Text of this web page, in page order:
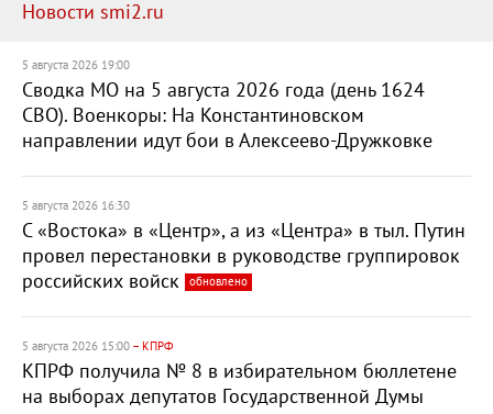
Новости smi2.ru
5 августа 2026 19:00
Сводка МО на 5 августа 2026 года (день 1624
СВО). Военкоры: На Константиновском
направлении идут бои в Алексеево-Дружковке
5 августа 2026 16:30
С «Востока» в «Центр», а из «Центра» в тыл. Путин
провел перестановки в руководстве группировок
российских войск
обновлено
5 августа 2026 15:00 – КПРФ
КПРФ получила № 8 в избирательном бюллетене
на выборах депутатов Государственной Думы